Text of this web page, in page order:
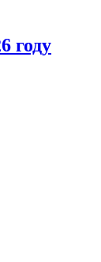
году